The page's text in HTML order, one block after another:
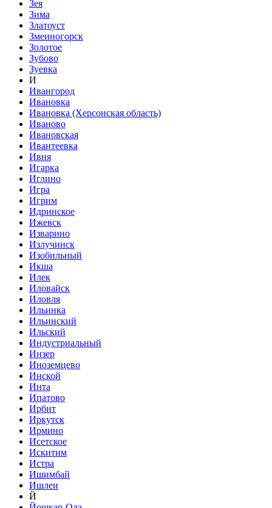
Зея
Зима
Златоуст
Змеиногорск
Золотое
Зубово
Зуевка
И
Ивангород
Ивановка
Ивановка (Херсонская область)
Иваново
Ивановская
Ивантеевка
Ивня
Игарка
Иглино
Игра
Игрим
Идринское
Ижевск
Изварино
Излучинск
Изобильный
Икша
Илек
Иловайск
Иловля
Ильинка
Ильинский
Ильский
Индустриальный
Инзер
Иноземцево
Инской
Инта
Ипатово
Ирбит
Иркутск
Ирмино
Исетское
Искитим
Истра
Ишимбай
Ишлеи
Й